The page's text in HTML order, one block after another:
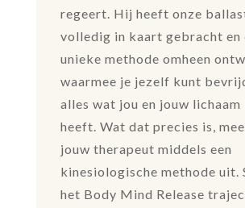
regeert. Hij heeft onze
volledig in kaart gebracht en
unieke methode omheen
waarmee je jezelf kunt
alles wat jou en jouw lichaam
heeft. Wat dat precies is,
jouw therapeut middels een
kinesiologische methode uit.
het Body Mind Release